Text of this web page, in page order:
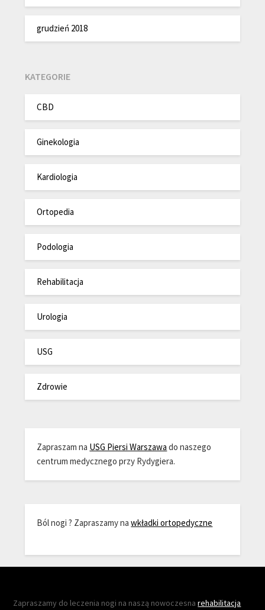
grudzień 2018
KATEGORIE
CBD
Ginekologia
Kardiologia
Ortopedia
Podologia
Rehabilitacja
Urologia
USG
Zdrowie
Zapraszam na USG Piersi Warszawa do naszego
centrum medycznego przy Rydygiera.
Ból nogi ? Zapraszamy nawkładki ortopedyczne
Zapraszamy do leczenia nogi na naszą nowoczesnarehabilitacja